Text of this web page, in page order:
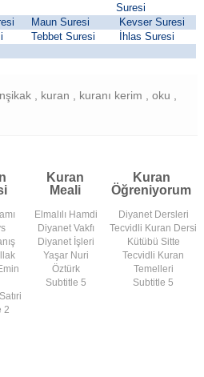
Suresi
Maun Suresi
Kevser Suresi
Tebbet Suresi
İhlas Suresi
, kuran , kuranı kerim , oku ,
Kuran
Meali
Kuran
Öğreniyorum
2
Elmalılı Hamdi
Diyanet Vakfı
Diyanet İşleri
Yaşar Nuri
Öztürk
Subtitle 5
Diyanet Dersleri
Tecvidli Kuran Dersi
Kütübü Sitte
Tecvidli Kuran
Temelleri
Subtitle 5